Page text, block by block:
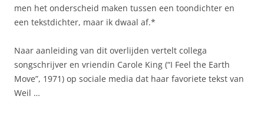
men het onderscheid maken tussen een toondichter en
een tekstdichter, maar ik dwaal af.*
Naar aanleiding van dit overlijden vertelt collega
songschrijver en vriendin Carole King (“I Feel the Earth
Move”, 1971) op sociale media dat haar favoriete tekst van
Weil …